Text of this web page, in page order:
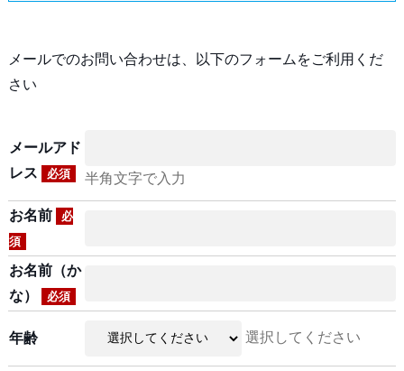
メールでのお問い合わせは、以下のフォームをご利用くだ
さい
メールアド
レス
必須 半角文字で入力
お名前
必
須
お名前（か
な）
必須
年齢 選択してください